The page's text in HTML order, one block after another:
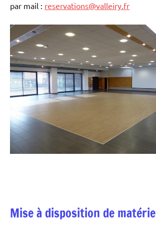
par mail : reservations@valleiry.fr
Mise à disposition de